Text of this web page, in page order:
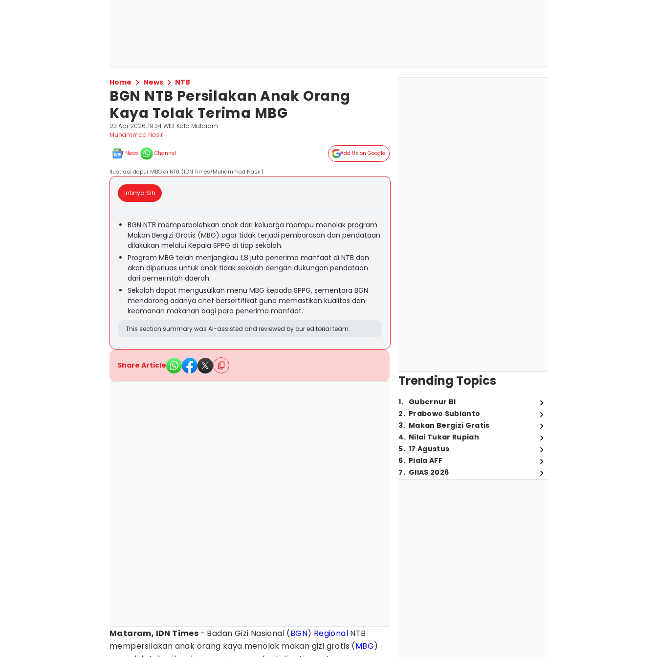
Home News NTB
BGN NTB Persilakan Anak Orang
Kaya Tolak Terima MBG
23 Apr 2026, 19:34 WIB Kota Mataram
Muhammad Nasir
News Channel Add Us on Google
Ilustrasi dapur MBG di NTB. (IDN Times/Muhammad Nasir)
Intinya Sih
BGN NTB memperbolehkan anak dari keluarga mampu menolak program
Makan Bergizi Gratis (MBG) agar tidak terjadi pemborosan dan pendataan
dilakukan melalui Kepala SPPG di tiap sekolah.
Program MBG telah menjangkau 1,8 juta penerima manfaat di NTB dan
akan diperluas untuk anak tidak sekolah dengan dukungan pendataan
dari pemerintah daerah.
Sekolah dapat mengusulkan menu MBG kepada SPPG, sementara BGN
mendorong adanya chef bersertifikat guna memastikan kualitas dan
keamanan makanan bagi para penerima manfaat.
This section summary was AI-assisted and reviewed by our editorial team.
Share Article
Mataram, IDN Times - Badan Gizi Nasional (BGN) Regional NTB
mempersilakan anak orang kaya menolak makan gizi gratis (MBG)
Trending Topics
1. Gubernur BI
2. Prabowo Subianto
3. Makan Bergizi Gratis
4. Nilai Tukar Rupiah
5. 17 Agustus
6. Piala AFF
7. GIIAS 2026